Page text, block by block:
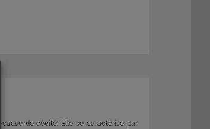
cause de cécité. Elle se caractérise par